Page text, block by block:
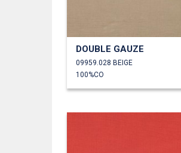
DOUBLE GAUZE
09959.028 BEIGE
100%CO